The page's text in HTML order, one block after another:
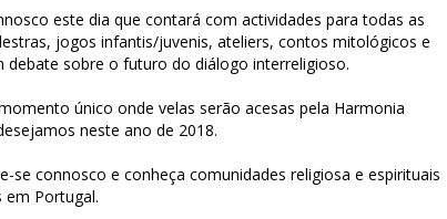
este dia que contará com actividades para todas as
jogos infantis/juvenis, ateliers, contos mitológicos e
debate sobre o futuro do diálogo interreligioso.
único onde velas serão acesas pela Harmonia
neste ano de 2018.
se connosco e conheça comunidades religiosa e espirituais
em Portugal.